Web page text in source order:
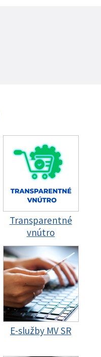
Transparentné
vnútro
E-služby MV SR